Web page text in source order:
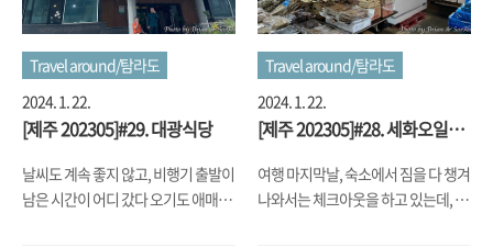
Travel around/탐라도
2024. 1. 22.
[제주 202305]#29. 대광식당
날씨도 계속 좋지 않고, 비행기 출발이
남은 시간이 어디 갔다 오기도 애매하
Travel around/탐라도
2024. 1. 22.
[제주 202305]#28. 세화오일장
여행 마지막날, 숙소에서 짐을 다 챙겨
나와서는 체크아웃을 하고 있는데, 여